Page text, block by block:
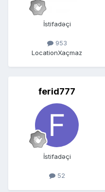
İstifadəçi
953
LocationXaçmaz
ferid777
İstifadəçi
52